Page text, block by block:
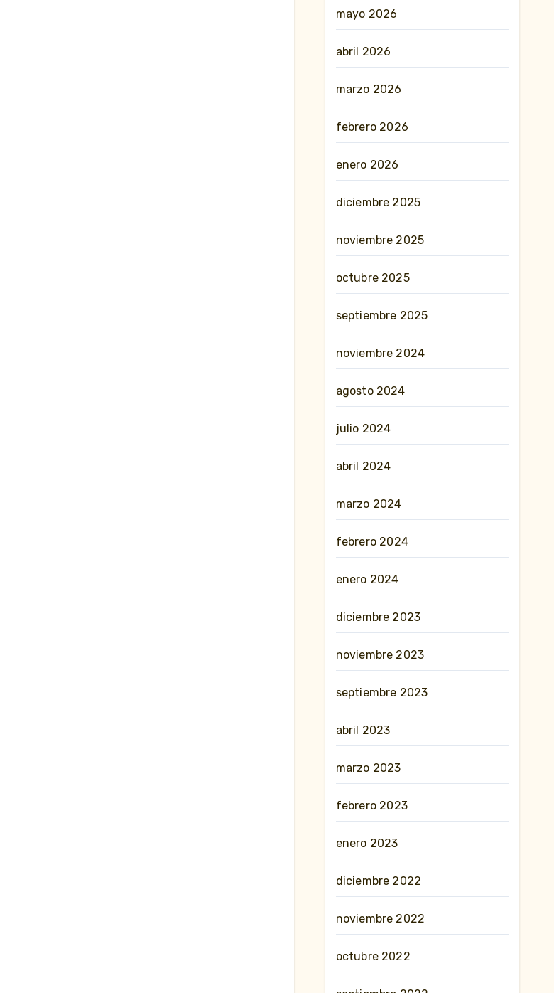
mayo 2026
abril 2026
marzo 2026
febrero 2026
enero 2026
diciembre 2025
noviembre 2025
octubre 2025
septiembre 2025
noviembre 2024
agosto 2024
julio 2024
abril 2024
marzo 2024
febrero 2024
enero 2024
diciembre 2023
noviembre 2023
septiembre 2023
abril 2023
marzo 2023
febrero 2023
enero 2023
diciembre 2022
noviembre 2022
octubre 2022